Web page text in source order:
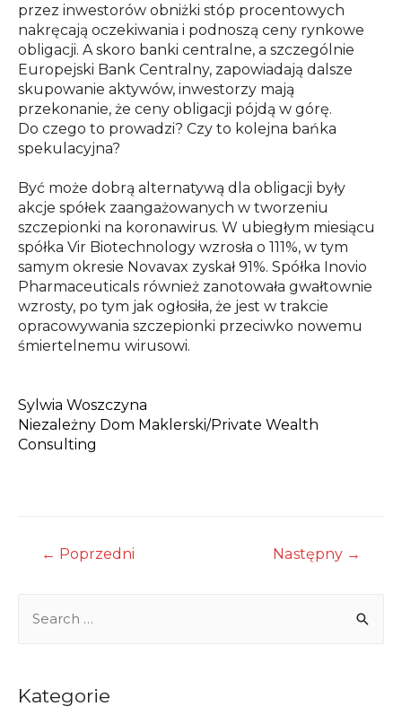
przez inwestorów obniżki stóp procentowych
nakręcają oczekiwania i podnoszą ceny rynkowe
obligacji. A skoro banki centralne, a szczególnie
Europejski Bank Centralny, zapowiadają dalsze
skupowanie aktywów, inwestorzy mają
przekonanie, że ceny obligacji pójdą w górę.
Do czego to prowadzi? Czy to kolejna bańka
spekulacyjna?
Być może dobrą alternatywą dla obligacji były
akcje spółek zaangażowanych w tworzeniu
szczepionki na koronawirus. W ubiegłym miesiącu
spółka Vir Biotechnology wzrosła o 111%, w tym
samym okresie Novavax zyskał 91%. Spółka Inovio
Pharmaceuticals również zanotowała gwałtownie
wzrosty, po tym jak ogłosiła, że jest w trakcie
opracowywania szczepionki przeciwko nowemu
śmiertelnemu wirusowi.
Sylwia Woszczyna
Niezależny Dom Maklerski/Private Wealth
Consulting
Nawigacja
← Poprzedni Następny →
rKategorie